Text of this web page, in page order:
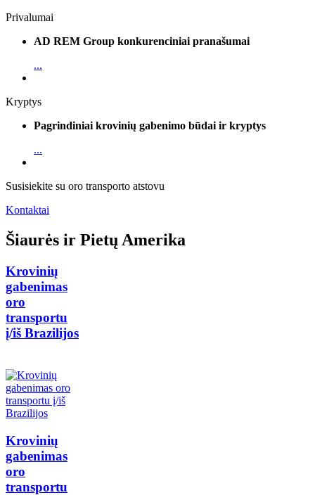
Privalumai
AD REM Group konkurenciniai pranašumai
...
Kryptys
Pagrindiniai krovinių gabenimo būdai ir kryptys
...
Susisiekite su oro transporto atstovu
Kontaktai
Šiaurės ir Pietų Amerika
Krovinių
gabenimas
oro
transportu
į/iš Brazilijos
Krovinių
gabenimas
oro
transportu